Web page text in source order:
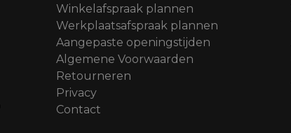
Winkelafspraak plannen
Werkplaatsafspraak plannen
Aangepaste openingstijden
Algemene Voorwaarden
Retourneren
Privacy
Contact